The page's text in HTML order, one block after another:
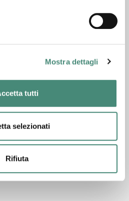
Mostra dettagli
tutti
selezionati
Rifiuta
NEWSLETTER
dell’art. 13 del Regolamento UE
il trattamento dei dati personali
al fine dell’invio di
professionali in modalità